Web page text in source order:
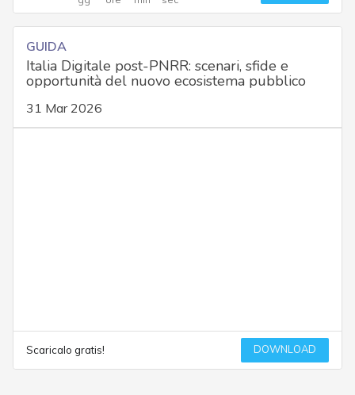
GUIDA
Italia Digitale post-PNRR: scenari, sfide e
opportunità del nuovo ecosistema pubblico
31 Mar 2026
Scaricalo gratis! DOWNLOAD